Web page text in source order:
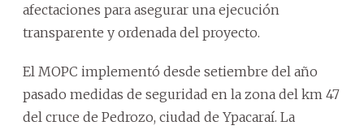
afectaciones para asegurar una ejecución
transparente y ordenada del proyecto.
El MOPC implementó desde setiembre del año
pasado medidas de seguridad en la zona del km 47
del cruce de Pedrozo, ciudad de Ypacaraí. La